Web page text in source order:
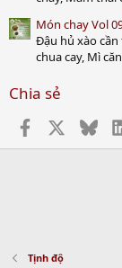
Món chay Vol
Đậu hủ xào
chua cay, Mì
Chia sẻ
Facebook
Tịnh độ